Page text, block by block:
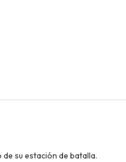
su estación de batalla.